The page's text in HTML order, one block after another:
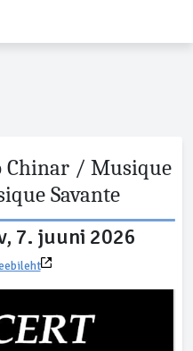
Chinar / Musique
Savante
7. juuni 2026